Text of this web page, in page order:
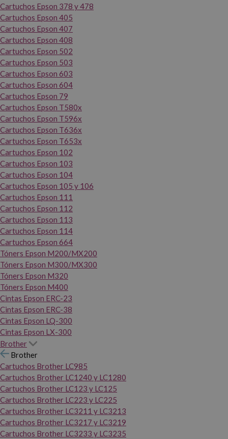
Cartuchos Epson 378 y 478
Cartuchos Epson 405
Cartuchos Epson 407
Cartuchos Epson 408
Cartuchos Epson 502
Cartuchos Epson 503
Cartuchos Epson 603
Cartuchos Epson 604
Cartuchos Epson 79
Cartuchos Epson T580x
Cartuchos Epson T596x
Cartuchos Epson T636x
Cartuchos Epson T653x
Cartuchos Epson 102
Cartuchos Epson 103
Cartuchos Epson 104
Cartuchos Epson 105 y 106
Cartuchos Epson 111
Cartuchos Epson 112
Cartuchos Epson 113
Cartuchos Epson 114
Cartuchos Epson 664
Tóners Epson M200/MX200
Tóners Epson M300/MX300
Tóners Epson M320
Tóners Epson M400
Cintas Epson ERC-23
Cintas Epson ERC-38
Cintas Epson LQ-300
Cintas Epson LX-300
Brother
Brother
Cartuchos Brother LC985
Cartuchos Brother LC1240 y LC1280
Cartuchos Brother LC123 y LC125
Cartuchos Brother LC223 y LC225
Cartuchos Brother LC3211 y LC3213
Cartuchos Brother LC3217 y LC3219
Cartuchos Brother LC3233 y LC3235